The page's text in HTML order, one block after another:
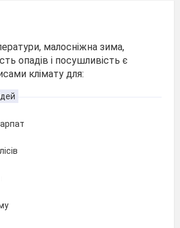
малосніжна зима,
опадів і посушливість є
клімату для: